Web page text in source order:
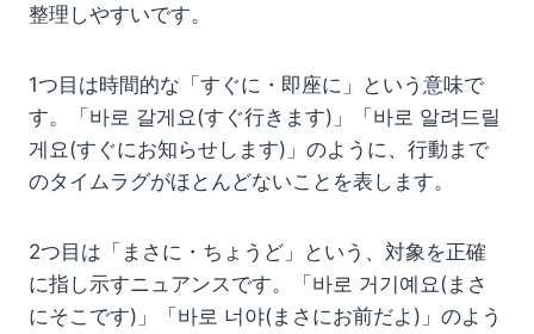
整理しやすいです。
1つ目は時間的な「すぐに・即座に」という意味で
す。「바로 갈게요(すぐ行きます)」「바로 알려드릴
게요(すぐにお知らせします)」のように、行動まで
のタイムラグがほとんどないことを表します。
2つ目は「まさに・ちょうど」という、対象を正確
に指し示すニュアンスです。「바로 거기예요(まさ
にそこです)」「바로 너야(まさにお前だよ)」のよう